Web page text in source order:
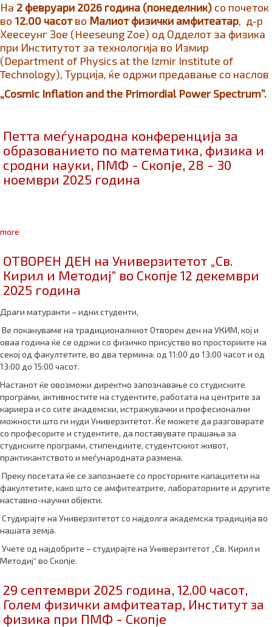
На 2 февруари 2026 година (понеделник) со почеток
во 12.00 часотво Малиот физички амфитеатар, д-р
Хеесеунг Зое (Heeseung Zoe) од Одделот за физика
при Институтот за технологија во Измир
(Department of Physics at the Izmir Institute of
Technology), Турција, ќе одржи предавање со наслов
„Cosmic Inflation and the Primordial Power Spectrum”.
Петта меѓународна конференција за
образованието по математика, физика и
сродни науки, ПМФ - Скопје, 28 - 30
ноември 2025 година
more
ОТВОРЕН ДЕН на Универзитетот „Св.
Кирил и Методиј“ во Скопје 12 декември
2025 година
Драги матуранти – идни студенти,
Ве покануваме на традиционалниот Отворен ден на УКИМ, кој и
оваа година ќе се одржи со физичко присуство во просториите на
секој од факултетите, во два термина: од 11:00 до 13:00 часот и од
13:00 до 15:00 часот.
Настанот ќе овозможи директно запознавање со студиските
програми, активностите на студентите, работата на центрите за
кариера и со сите академски, истражувачки и професионални
можности што ги нуди Универзитетот. Ќе можете да разговарате
со професорите и студентите, да поставувате прашања за
студиските програми, стипендиите, студентскиот живот,
практикантството и меѓународната размена.
Преку посетата ќе се запознаете со просторните капацитети на
факултетите, како што се амфитеатрите, лабораториите и другите
наставно-научни објекти.
Студирајте на Универзитетот со најдолга академска традиција во
нашата земја.
Учете од најдобрите – студирајте на Универзитетот „Св. Кирил и
Методиј“ во Скопје.
29 септември 2025 година, 12.00 часот,
Голем физички амфитеатар, Институт за
физика при ПМФ - Скопје